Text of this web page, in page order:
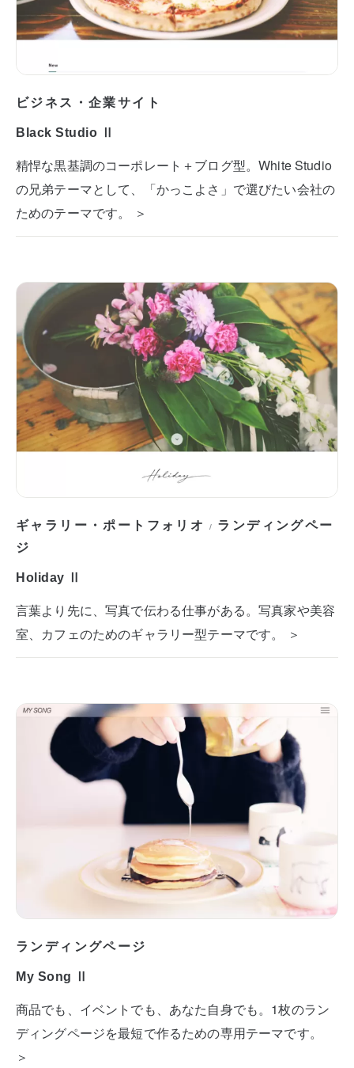
ビジネス・企業サイト
Black Studio Ⅱ
精悍な黒基調のコーポレート＋ブログ型。White Studio
の兄弟テーマとして、「かっこよさ」で選びたい会社の
ためのテーマです。 ＞
ギャラリー・ポートフォリオ / ランディングペー
ジ
Holiday Ⅱ
言葉より先に、写真で伝わる仕事がある。写真家や美容
室、カフェのためのギャラリー型テーマです。 ＞
ランディングページ
My Song Ⅱ
商品でも、イベントでも、あなた自身でも。1枚のラン
ディングページを最短で作るための専用テーマです。
＞